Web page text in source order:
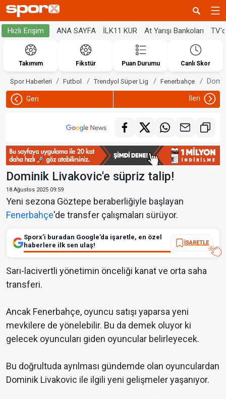
Hızlı Erişim ANA SAYFA İLK11 KUR At Yarışı Bankoları
Takımım Fikstür Puan Durumu Canlı Skor
Spor Haberleri Futbol Trendyol Süper Lig Fenerbahçe
Geri İleri
Dominik Livakovic'e süpriz talip!
18 Ağustos 2025 09:59
Yeni sezona Göztepe beraberliğiyle başlayan
Fenerbahçe'de transfer çalışmaları sürüyor.
Sporx’i buradan Google’da işaretle, en özel
haberlere ilk sen ulaş!
İŞARETLE
Sarı-lacivertli yönetimin önceliği kanat ve orta saha
transferi.
Ancak Fenerbahçe, oyuncu satışı yaparsa yeni
mevkilere de yönelebilir. Bu da demek oluyor ki
gelecek oyuncuları giden oyuncular belirleyecek.
Bu doğrultuda ayrılması gündemde olan oyunculardan
Dominik Livakovic ile ilgili yeni gelişmeler yaşanıyor.